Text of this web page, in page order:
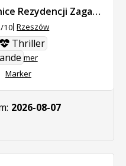
Mroczne Piwnice Rezydencji Zagadek
10 Rzeszów
Thriller
mer
Marker
2026-08-07